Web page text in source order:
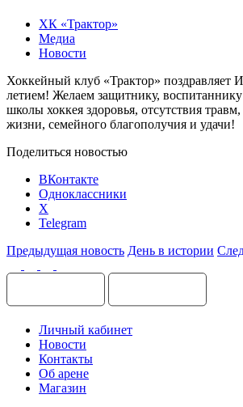
ХК «Трактор»
Медиа
Новости
Хоккейный клуб «Трактор» поздравляет
летием! Желаем защитнику,
школы хоккея здоровья, отсутствия
жизни, семейного благополучия и удачи!
Поделиться новостью
ВКонтакте
Одноклассники
X
Telegram
Предыдущая новость День в истории
Личный кабинет
Новости
Контакты
Об арене
Магазин